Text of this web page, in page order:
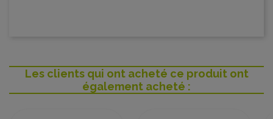
Les clients qui ont acheté ce produit ont
également acheté :